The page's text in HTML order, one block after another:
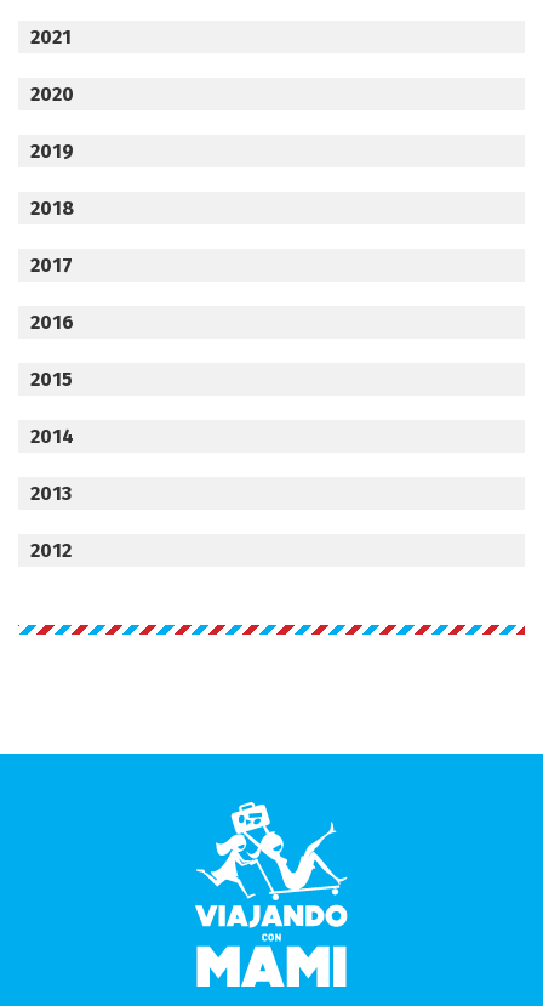
2021
2020
2019
2018
2017
2016
2015
2014
2013
2012